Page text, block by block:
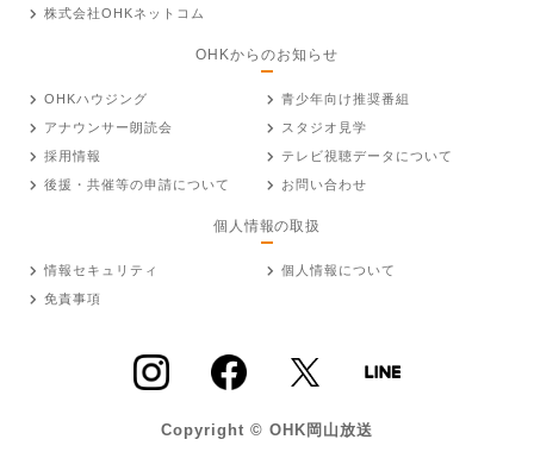
株式会社OHKネットコム
OHKからのお知らせ
OHKハウジング
青少年向け推奨番組
アナウンサー朗読会
スタジオ見学
採用情報
テレビ視聴データについて
後援・共催等の申請について
お問い合わせ
個人情報の取扱
情報セキュリティ
個人情報について
免責事項
Copyright © OHK岡山放送